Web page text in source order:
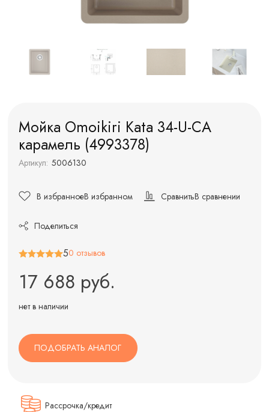
Мойка Omoikiri Kata 34-U-CA
карамель (4993378)
Артикул: 5006130
В избранноеВ избранном СравнитьВ сравнении
Поделиться
50 отзывов
17 688 руб.
нет в наличии
ПОДОБРАТЬ АНАЛОГ
Рассрочка/кредит